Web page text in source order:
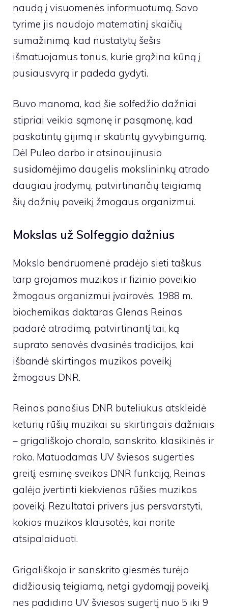
naudą į visuomenės informuotumą. Savo
tyrime jis naudojo matematinį skaičių
sumažinimą, kad nustatytų šešis
išmatuojamus tonus, kurie grąžina kūną į
pusiausvyrą ir padeda gydyti.
Buvo manoma, kad šie solfedžio dažniai
stipriai veikia sąmonę ir pasąmonę, kad
paskatintų gijimą ir skatintų gyvybingumą.
Dėl Puleo darbo ir atsinaujinusio
susidomėjimo daugelis mokslininkų atrado
daugiau įrodymų, patvirtinančių teigiamą
šių dažnių poveikį žmogaus organizmui.
Mokslas už Solfeggio dažnius
Mokslo bendruomenė pradėjo sieti taškus
tarp grojamos muzikos ir fizinio poveikio
žmogaus organizmui įvairovės. 1988 m.
biochemikas daktaras Glenas Reinas
padarė atradimą, patvirtinantį tai, ką
suprato senovės dvasinės tradicijos, kai
išbandė skirtingos muzikos poveikį
žmogaus DNR.
Reinas panašius DNR buteliukus atskleidė
keturių rūšių muzikai su skirtingais dažniais
– grigališkojo choralo, sanskrito, klasikinės ir
roko. Matuodamas UV šviesos sugerties
greitį, esminę sveikos DNR funkciją, Reinas
galėjo įvertinti kiekvienos rūšies muzikos
poveikį. Rezultatai privers jus persvarstyti,
kokios muzikos klausotės, kai norite
atsipalaiduoti.
Grigališkojo ir sanskrito giesmės turėjo
didžiausią teigiamą, netgi gydomąjį poveikį,
nes padidino UV šviesos sugertį nuo 5 iki 9